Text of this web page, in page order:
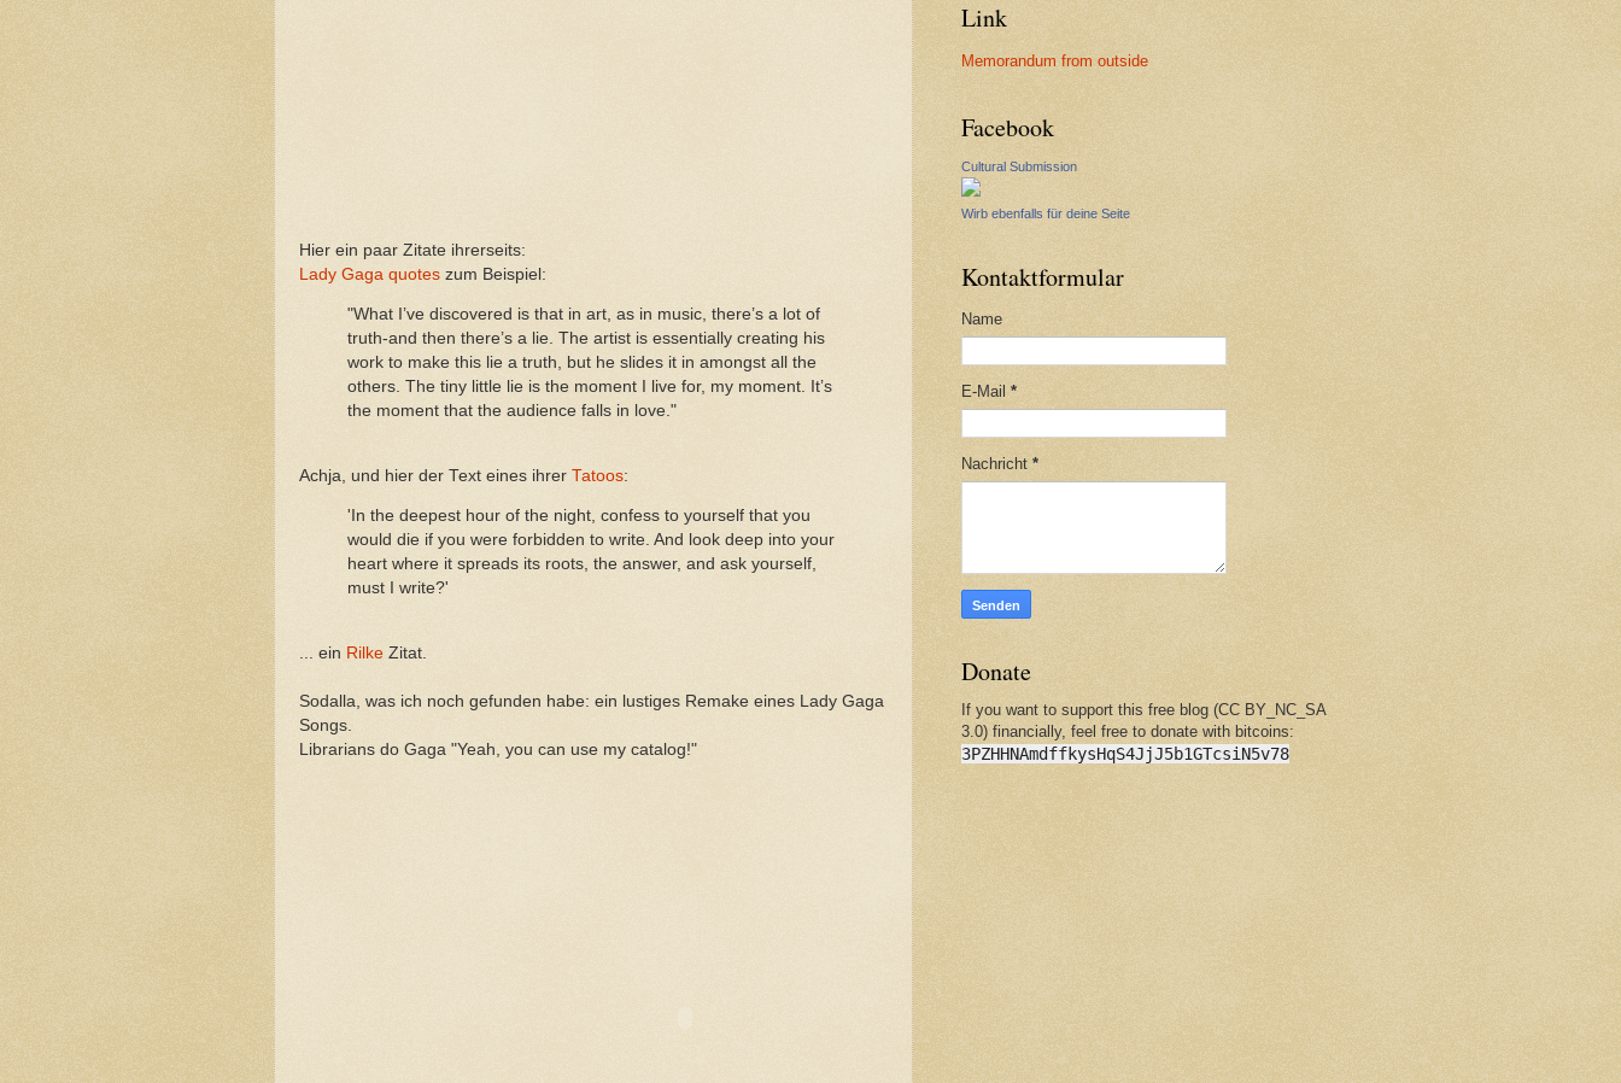
Hier ein paar Zitate ihrerseits:
Lady Gaga quotes zum Beispiel:
"What I’ve discovered is that in art, as in music, there’s a lot of
truth-and then there’s a lie. The artist is essentially creating his
work to make this lie a truth, but he slides it in amongst all the
others. The tiny little lie is the moment I live for, my moment. It’s
the moment that the audience falls in love."
Achja, und hier der Text eines ihrer Tatoos:
'In the deepest hour of the night, confess to yourself that you
would die if you were forbidden to write. And look deep into your
heart where it spreads its roots, the answer, and ask yourself,
must I write?'
... ein Rilke Zitat.
Sodalla, was ich noch gefunden habe: ein lustiges Remake eines Lady Gaga
Songs.
Librarians do Gaga "Yeah, you can use my catalog!"
Link
Memorandum from outside
Facebook
Cultural Submission
Wirb ebenfalls für deine Seite
Kontaktformular
Name
E-Mail *
Nachricht *
Donate
If you want to support this free blog (CC BY_NC_SA
3.0) financially, feel free to donate with bitcoins:
3PZHHNAmdffkysHqS4JjJ5b1GTcsiN5v78